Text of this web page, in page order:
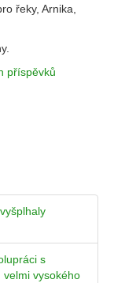
řeky, Arnika,
příspěvků
s
vysokého